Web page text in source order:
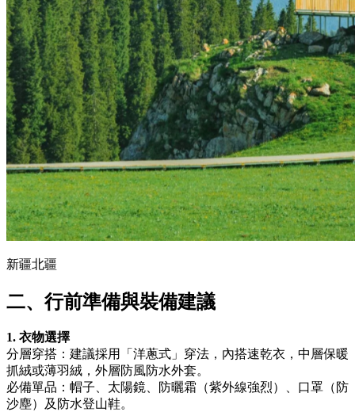
新疆北疆
二、行前準備與裝備建議
1. 衣物選擇
分層穿搭：建議採用「洋蔥式」穿法，內搭速乾衣，中層保暖
抓絨或薄羽絨，外層防風防水外套。
必備單品：帽子、太陽鏡、防曬霜（紫外線強烈）、口罩（防
沙塵）及防水登山鞋。